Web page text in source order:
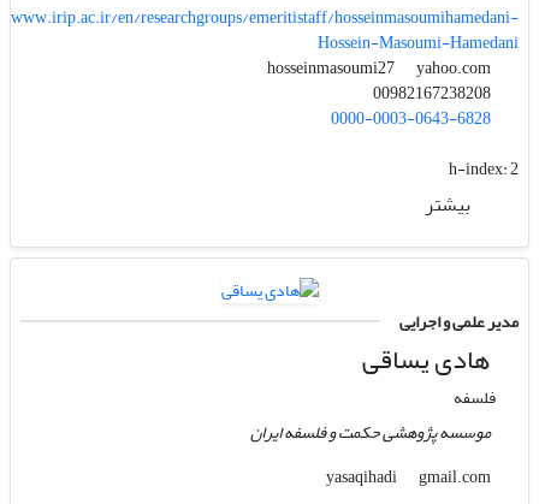
www.irip.ac.ir/en/researchgroups/emeritistaff/hosseinmasoumihamedani-
Hossein-Masoumi-Hamedani
hosseinmasoumi27
yahoo.com
00982167238208
0000-0003-0643-6828
h-index:2
بیشتر
مدیر علمی و اجرایی
هادی یساقی
فلسفه
موسسه پژوهشی حکمت و فلسفه ایران
yasaqihadi
gmail.com